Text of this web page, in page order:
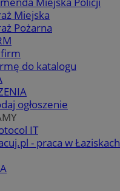
Miejska
Pożarna
do katalogu
ogłoszenie
IT
- praca w Łaziskach